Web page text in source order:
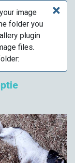
×
image
folder you
plugin
files.